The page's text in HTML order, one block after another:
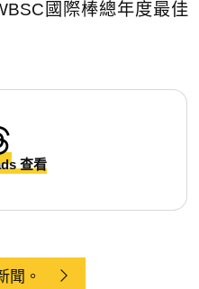
國際棒總年度最佳
查看
聞。